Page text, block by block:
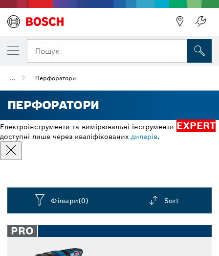
Пошук
... Перфоратори
ПЕРФОРАТОРИ
Електроінструменти та вимірювальні інструменти EXPERT
доступні лише через кваліфікованихдилерів.
Фільтри(0) Sort
closed
PRO